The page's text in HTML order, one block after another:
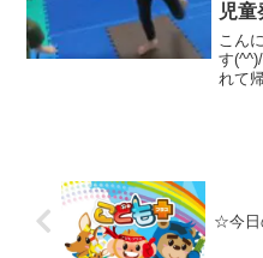
児
こん
す
れて
☆今日